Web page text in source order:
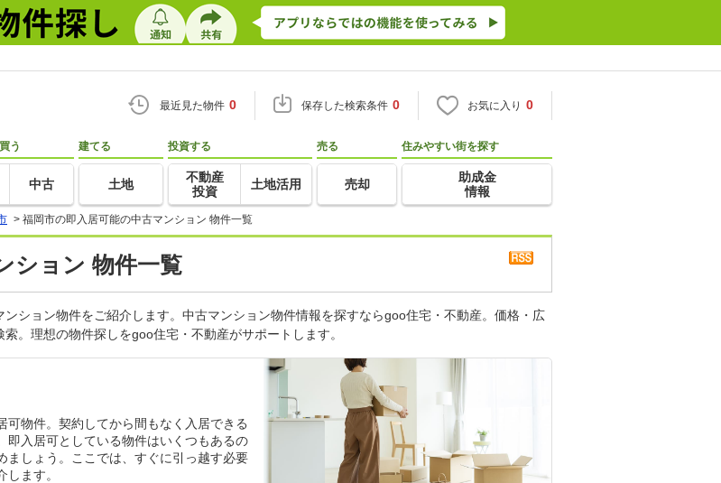
最近見た物件 0 保存した検索条件 0 お気に入り 0
う
中古
建てる
土地
投資する
不動産
投資
土地活用
売る
売却
住みやすい街を探す
助成金
情報
> 福岡市の即入居可能の中古マンション 物件一覧
ション 物件一覧
ション物件をご紹介します。中古マンション物件情報を探すならgoo住宅・不動産。価格・広
。理想の物件探しをgoo住宅・不動産がサポートします。
物件。契約してから間もなく入居できる
即入居可としている物件はいくつもあるの
ましょう。ここでは、すぐに引っ越す必要
ます。